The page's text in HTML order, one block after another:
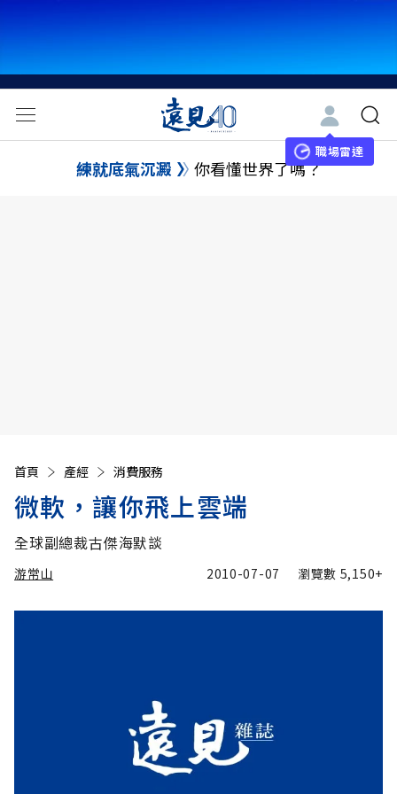
職場雷達
練就底氣沉澱 你看懂世界了嗎？
首頁 產經 消費服務
微軟，讓你飛上雲端
全球副總裁古傑海默談
游常山 2010-07-07 瀏覽數 5,150+